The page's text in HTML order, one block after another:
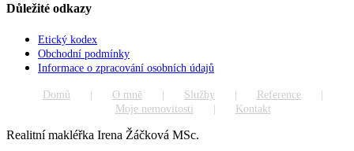
Důležité odkazy
Etický kodex
Obchodní podmínky
Informace o zpracování osobních údajů
Domů O mně Služby
Reference
Moje nemovitosti
Kontakt
Realitní makléřka Irena Žáčková MSc.